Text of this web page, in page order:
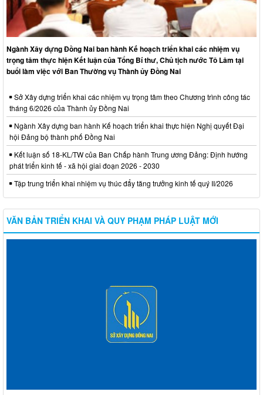
Ngành Xây dựng Đồng Nai ban hành Kế hoạch triển khai các nhiệm vụ
trọng tâm thực hiện Kết luận của Tổng Bí thư, Chủ tịch nước Tô Lâm tại
buổi làm việc với Ban Thường vụ Thành ủy Đồng Nai
Sở Xây dựng triển khai các nhiệm vụ trọng tâm theo Chương trình công tác
tháng 6/2026 của Thành ủy Đồng Nai
Ngành Xây dựng ban hành Kế hoạch triển khai thực hiện Nghị quyết Đại
hội Đảng bộ thành phố Đồng Nai
Kết luận số 18-KL/TW của Ban Chấp hành Trung ương Đảng: Định hướng
phát triển kinh tế - xã hội giai đoạn 2026 - 2030
Tập trung triển khai nhiệm vụ thúc đẩy tăng trưởng kinh tế quý II/2026
VĂN BẢN TRIỂN KHAI VÀ QUY PHẠM PHÁP LUẬT MỚI